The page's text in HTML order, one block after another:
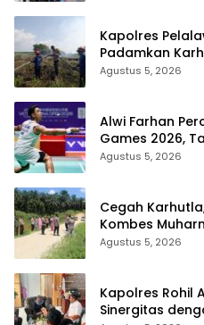
Kapolres
Padamkan
Kerumutan,
Agustus 5, 2026
Alwi Farhan
Games 2026,
Games
Agustus 5, 2026
Cegah
Kombes
Payung Sekaki
Agustus 5, 2026
Kapolres Rohil
Sinergitas